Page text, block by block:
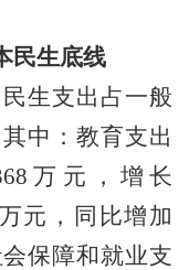
民生底线
生支出占一般
其中：教育支出
万元，增长
万元，同比增加
会保障和就业支